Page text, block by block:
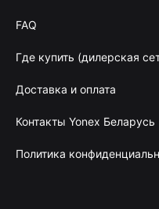
FAQ
Где купить (дилерская
Доставка и оплата
Контакты Yonex Беларусь
Политика